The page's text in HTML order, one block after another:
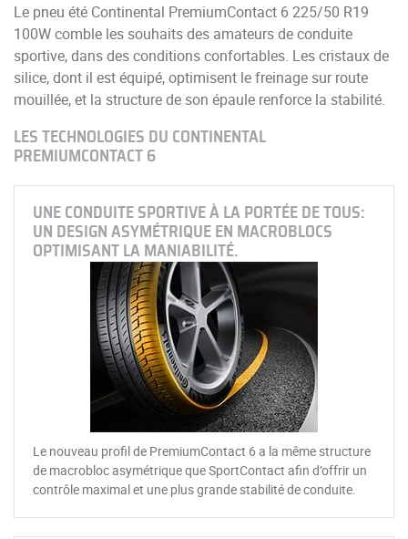
Le pneu été Continental PremiumContact 6 225/50 R19
100W comble les souhaits des amateurs de conduite
sportive, dans des conditions confortables. Les cristaux de
silice, dont il est équipé, optimisent le freinage sur route
mouillée, et la structure de son épaule renforce la stabilité.
LES TECHNOLOGIES DU CONTINENTAL
PREMIUMCONTACT 6
UNE CONDUITE SPORTIVE À LA PORTÉE DE TOUS:
UN DESIGN ASYMÉTRIQUE EN MACROBLOCS
OPTIMISANT LA MANIABILITÉ.
Le nouveau profil de PremiumContact 6 a la même structure
de macrobloc asymétrique que SportContact afin d’offrir un
contrôle maximal et une plus grande stabilité de conduite.